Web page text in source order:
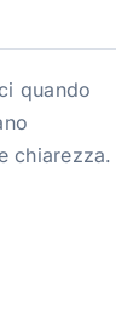
quando
chiarezza.